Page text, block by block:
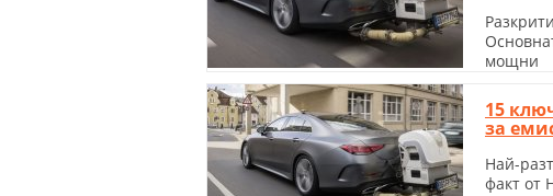
мощни
15
за
Най-
факт от